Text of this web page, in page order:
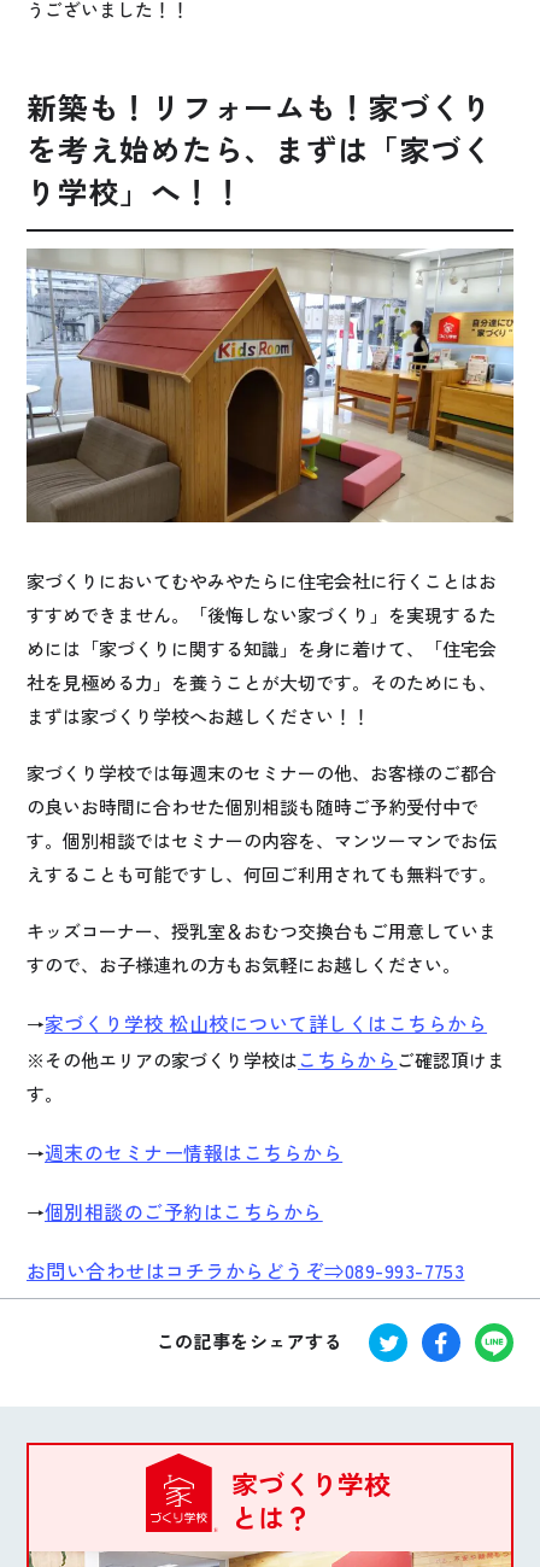
うございました！！
新築も！リフォームも！家づくり
を考え始めたら、まずは「家づく
り学校」へ！！
家づくりにおいてむやみやたらに住宅会社に行くことはお
すすめできません。「後悔しない家づくり」を実現するた
めには「家づくりに関する知識」を身に着けて、「住宅会
社を見極める力」を養うことが大切です。そのためにも、
まずは家づくり学校へお越しください！！
家づくり学校では毎週末のセミナーの他、お客様のご都合
の良いお時間に合わせた個別相談も随時ご予約受付中で
す。個別相談ではセミナーの内容を、マンツーマンでお伝
えすることも可能ですし、何回ご利用されても無料です。
キッズコーナー、授乳室＆おむつ交換台もご用意していま
すので、お子様連れの方もお気軽にお越しください。
→家づくり学校 松山校について詳しくはこちらから
※その他エリアの家づくり学校はこちらから ご確認頂けま
す。
→週末のセミナー情報はこちらから
→個別相談のご予約はこちらから
お問い合わせはコチラからどうぞ⇒089-993-7753
この記事をシェアする
家づくり学校
とは？